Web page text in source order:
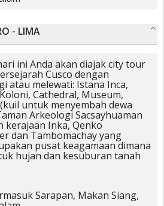
- LIMA
ini Anda akan diajak city tour
Cusco dengan
atau melewati: Istana Inca,
Cathedral, Museum,
untuk menyembah dewa
Arkeologi Sacsayhuaman
kerajaan Inka, Qenko
dan Tambomachay yang
pusat keagamaan dimana
hujan dan kesuburan tanah
Sarapan, Makan Siang,